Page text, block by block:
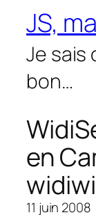
contenu
JS,
Je sais
bon…
en
11 juin 2008